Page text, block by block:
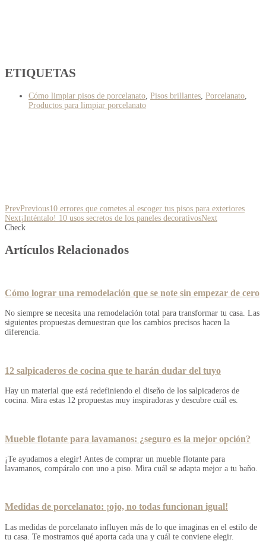
ETIQUETAS
Cómo limpiar pisos de porcelanato Pisos brillantes Porcelanato
Productos para limpiar porcelanato
PrevPrevious10 errores que cometes al escoger tus pisos para exteriores
Next¡Inténtalo! 10 usos secretos de los paneles decorativosNext
Check
Artículos Relacionados
Cómo lograr una remodelación que se note sin empezar de cero
No siempre se necesita una remodelación total para transformar tu casa. Las
siguientes propuestas demuestran que los cambios precisos hacen la
diferencia.
12 salpicaderos de cocina que te harán dudar del tuyo
Hay un material que está redefiniendo el diseño de los salpicaderos de
cocina. Mira estas 12 propuestas muy inspiradoras y descubre cuál es.
Mueble flotante para lavamanos: ¿seguro es la mejor opción?
¡Te ayudamos a elegir! Antes de comprar un mueble flotante para
lavamanos, compáralo con uno a piso. Mira cuál se adapta mejor a tu baño.
Medidas de porcelanato: ¡ojo, no todas funcionan igual!
Las medidas de porcelanato influyen más de lo que imaginas en el estilo de
tu casa. Te mostramos qué aporta cada una y cuál te conviene elegir.